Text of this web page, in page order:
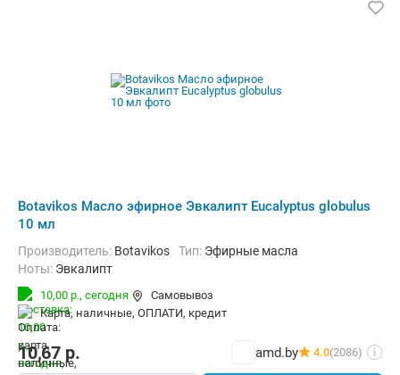
Botavikos Масло эфирное Эвкалипт Eucalyptus globulus
10 мл
Производитель: Botavikos Тип: Эфирные масла
Ноты: Эвкалипт
10,00 р., сегодня
Самовывоз
карта, наличные, ОПЛАТИ, кредит
10,67 р. amd.by 4.0(2086) i